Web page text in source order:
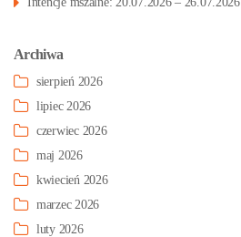
Archiwa
sierpień 2026
lipiec 2026
czerwiec 2026
maj 2026
kwiecień 2026
marzec 2026
luty 2026